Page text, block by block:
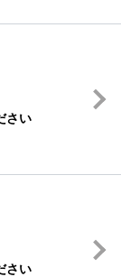
さい
さい